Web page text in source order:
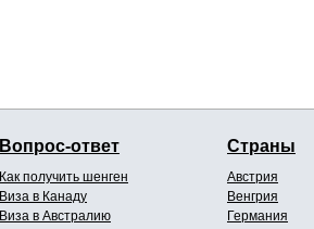
Вопрос-ответ
Как получить шенген
Виза в Канаду
Виза в Австралию
Страны
Австрия
Венгрия
Германия